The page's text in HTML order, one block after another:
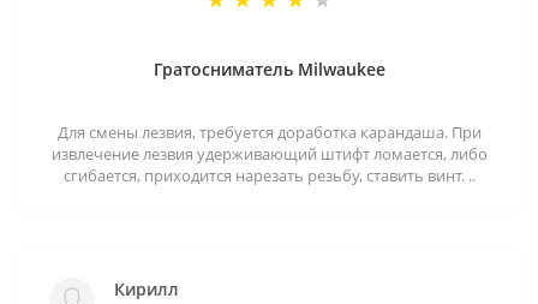
Гратосниматель Milwaukee
Для смены лезвия, требуется доработка карандаша. При
извлечение лезвия удерживающий штифт ломается, либо
сгибается, приходится нарезать резьбу, ставить винт. ..
Кирилл